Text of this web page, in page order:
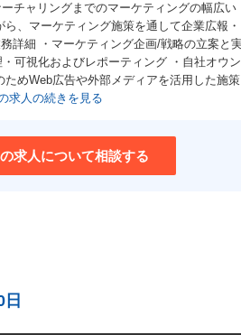
チャリングまでのマーケティングの幅広い
、マーケティング施策を通して企業広報・
詳細 ・マーケティング企画/戦略の立案と
可視化およびレポーティング ・自社オウン
めWeb広告や外部メディアを活用した施策
求人の続きを見る
求人について相談する